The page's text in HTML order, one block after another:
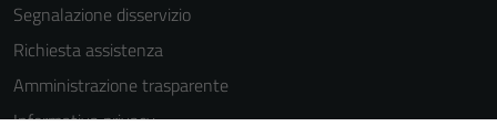
Segnalazione disservizio
Richiesta assistenza
Amministrazione trasparente
Informativa privacy